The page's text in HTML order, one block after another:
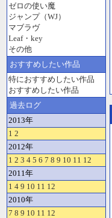
ゼロの使い魔
ジャンプ（WJ）
マブラヴ
Leaf・key
その他
おすすめしたい作品
特におすすめしたい作品
おすすめしたい作品
過去ログ
2013年
1 2
2012年
1 2 3 4 5 6 7 8 9 10 11 12
2011年
1 4 9 10 11 12
2010年
7 8 9 10 11 12